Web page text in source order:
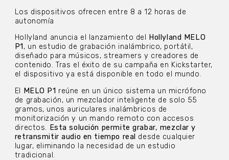
Los dispositivos ofrecen entre 8 a 12 horas de
autonomía
Hollyland anuncia el lanzamiento del Hollyland MELO
P1, un estudio de grabación inalámbrico, portátil,
diseñado para músicos, streamers y creadores de
contenido. Tras el éxito de su campaña en Kickstarter,
el dispositivo ya está disponible en todo el mundo.
El
MELO P1 reúne en un único sistema un micrófono
de grabación, un mezclador inteligente de solo 55
gramos, unos auriculares inalámbricos de
monitorización y un mando remoto con accesos
directos. Esta solución permite grabar, mezclar y
retransmitir audio en tiempo real desde cualquier
lugar, eliminando la necesidad de un estudio
tradicional.